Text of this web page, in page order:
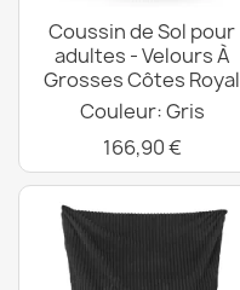
Coussin de Sol pour
adultes - Velours À
Grosses Côtes Royal
Couleur: Gris
166,90 €